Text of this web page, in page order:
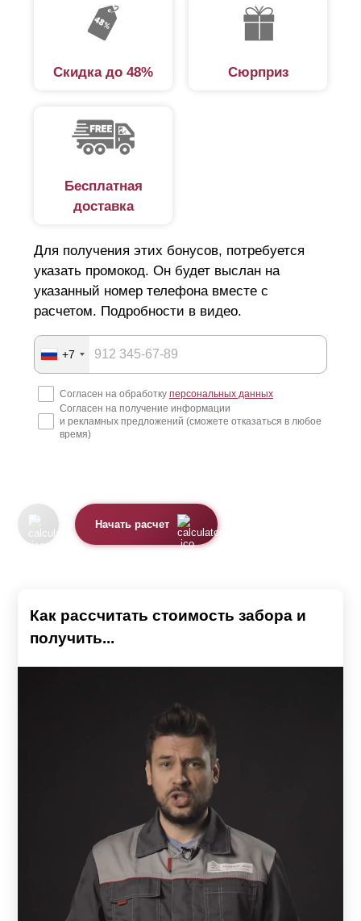
Скидка до 48% Сюрприз
Бесплатная
доставка
Для получения этих бонусов, потребуется
указать промокод. Он будет выслан на
указанный номер телефона вместе с
расчетом. Подробности в видео.
+7
Согласен на обработку персональных данных
Согласен на получение информации
и рекламных предложений (сможете отказаться в любое
время)
Начать расчет
Как рассчитать стоимость забора и
получить...